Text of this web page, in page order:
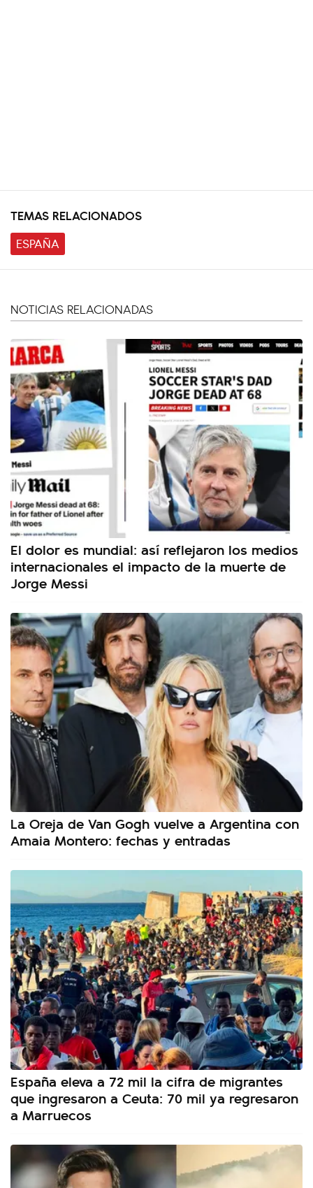
TEMAS RELACIONADOS
ESPAÑA
NOTICIAS RELACIONADAS
El dolor es mundial: así reflejaron los medios
internacionales el impacto de la muerte de
Jorge Messi
La Oreja de Van Gogh vuelve a Argentina con
Amaia Montero: fechas y entradas
España eleva a 72 mil la cifra de migrantes
que ingresaron a Ceuta: 70 mil ya regresaron
a Marruecos